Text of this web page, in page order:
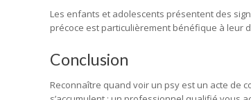
Les enfants et adolescents présentent des
précoce est particulièrement bénéfique à leur
Conclusion
Reconnaître quand voir un psy est un acte de